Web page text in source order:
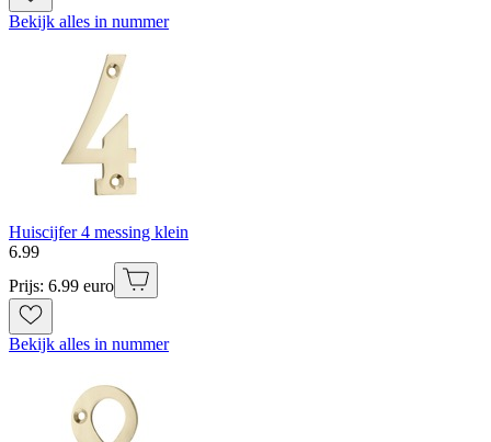
Bekijk alles in nummer
Huiscijfer 4 messing klein
6.99
Prijs: 6.99 euro
Bekijk alles in nummer